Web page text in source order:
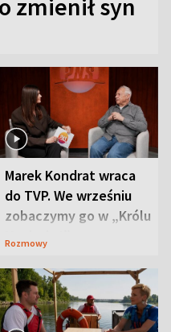
zmienił syn
Marek Kondrat wraca
do TVP. We wrześniu
zobaczymy go w „Królu
Maciusiu I”
Rozmowy